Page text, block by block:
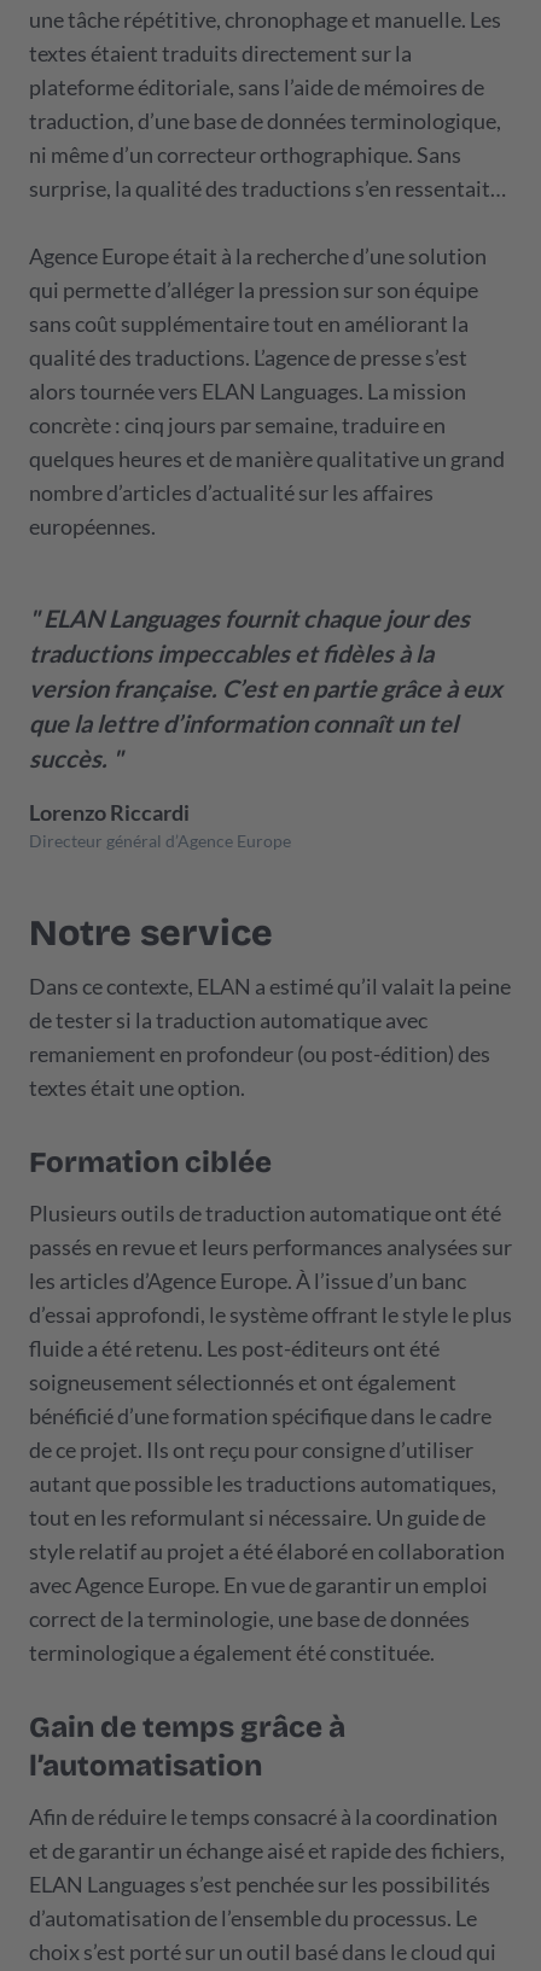
une tâche répétitive, chronophage et manuelle. Les
textes étaient traduits directement sur la
plateforme éditoriale, sans l’aide de mémoires de
traduction, d’une base de données terminologique,
ni même d’un correcteur orthographique. Sans
surprise, la qualité des traductions s’en ressentait…
Agence Europe était à la recherche d’une solution
qui permette d’alléger la pression sur son équipe
sans coût supplémentaire tout en améliorant la
qualité des traductions. L’agence de presse s’est
alors tournée vers ELAN Languages. La mission
concrète : cinq jours par semaine, traduire en
quelques heures et de manière qualitative un grand
nombre d’articles d’actualité sur les affaires
européennes.
ELAN Languages fournit chaque jour des
traductions impeccables et fidèles à la
version française. C’est en partie grâce à eux
que la lettre d’information connaît un tel
succès.
Lorenzo Riccardi
Directeur général d’Agence Europe
Notre service
Dans ce contexte, ELAN a estimé qu’il valait la peine
de tester si la traduction automatique avec
remaniement en profondeur (ou post-édition) des
textes était une option.
Formation ciblée
Plusieurs outils de traduction automatique ont été
passés en revue et leurs performances analysées sur
les articles d’Agence Europe. À l’issue d’un banc
d’essai approfondi, le système offrant le style le plus
fluide a été retenu. Les post-éditeurs ont été
soigneusement sélectionnés et ont également
bénéficié d’une formation spécifique dans le cadre
de ce projet. Ils ont reçu pour consigne d’utiliser
autant que possible les traductions automatiques,
tout en les reformulant si nécessaire. Un guide de
style relatif au projet a été élaboré en collaboration
avec Agence Europe. En vue de garantir un emploi
correct de la terminologie, une base de données
terminologique a également été constituée.
Gain de temps grâce à
l’automatisation
Afin de réduire le temps consacré à la coordination
et de garantir un échange aisé et rapide des fichiers,
ELAN Languages s’est penchée sur les possibilités
d’automatisation de l’ensemble du processus. Le
choix s’est porté sur un outil basé dans le cloud qui